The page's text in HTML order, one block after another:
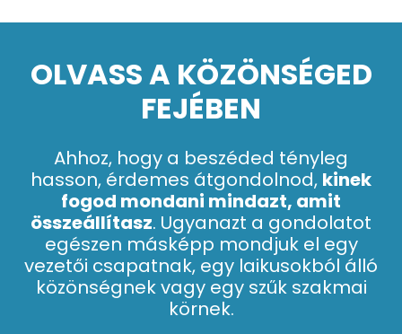
OLVASS A KÖZÖNSÉGED
FEJÉBEN
Ahhoz, hogy a beszéded tényleg
hasson, érdemes átgondolnod, kinek
fogod mondani mindazt, amit
összeállítasz. Ugyanazt a gondolatot
egészen másképp mondjuk el egy
vezetői csapatnak, egy laikusokból álló
közönségnek vagy egy szűk szakmai
körnek.